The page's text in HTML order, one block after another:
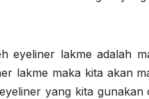
eyeliner lakme adalah
lakme maka kita akan
yang kita gunakan